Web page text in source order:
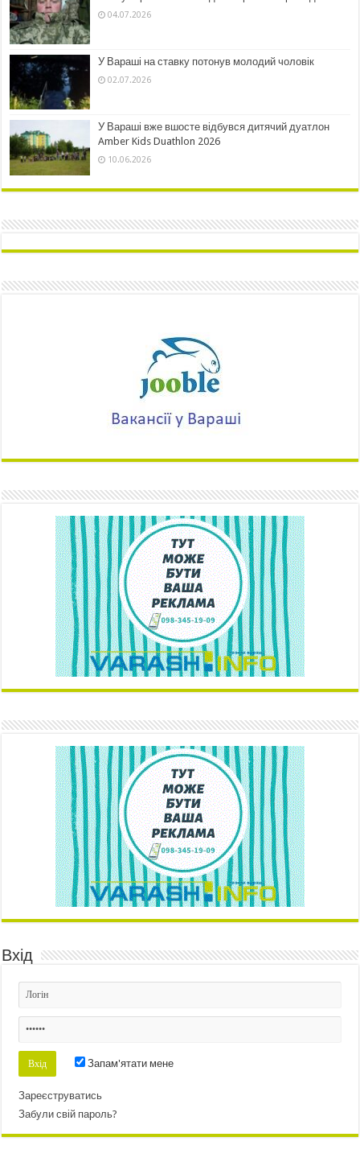
04.07.2026
У Вараші на ставку потонув молодий чоловік
02.07.2026
У Вараші вже вшосте відбувся дитячий дуатлон
Amber Kids Duathlon 2026
10.06.2026
Вхід
Запам'ятати мене
Зареєструватись
Забули свій пароль?